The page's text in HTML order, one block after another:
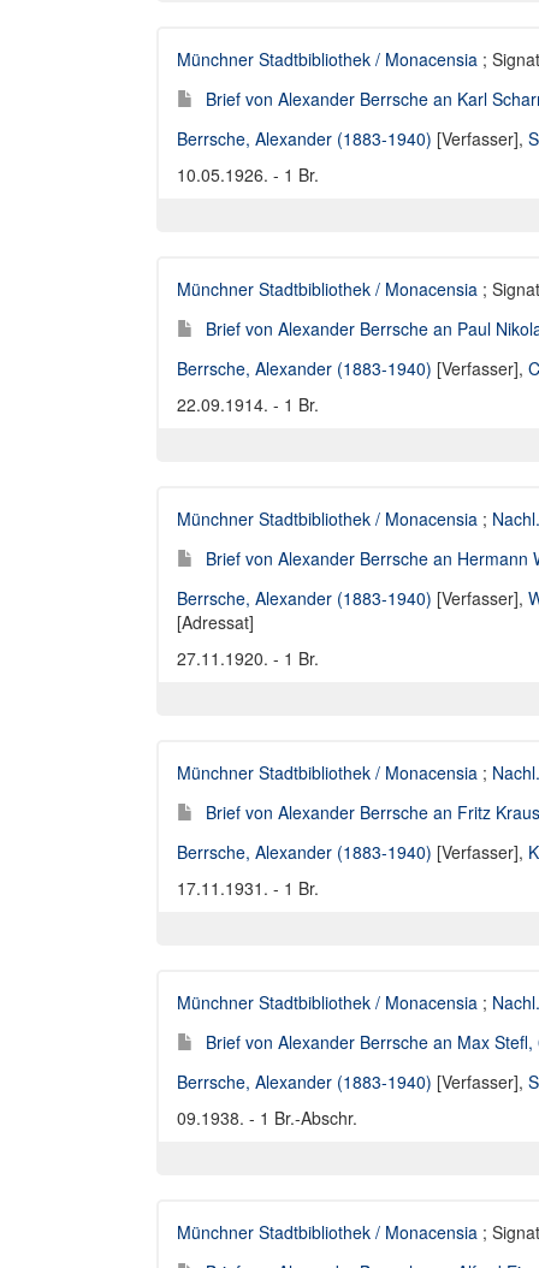
Münchner Stadtbibliothek / Monacensia ;
Brief von Alexander Berrsche an Karl
Berrsche, Alexander (1883-1940) [Verfasser],
10.05.1926. - 1 Br.
Münchner Stadtbibliothek / Monacensia ;
Brief von Alexander Berrsche an Paul
Berrsche, Alexander (1883-1940) [Verfasser],
22.09.1914. - 1 Br.
Münchner Stadtbibliothek / Monacensia ;
Brief von Alexander Berrsche an
Berrsche, Alexander (1883-1940) [Verfasser],
[Adressat]
27.11.1920. - 1 Br.
Münchner Stadtbibliothek / Monacensia ;
Brief von Alexander Berrsche an Fritz
Berrsche, Alexander (1883-1940) [Verfasser],
17.11.1931. - 1 Br.
Münchner Stadtbibliothek / Monacensia ;
Brief von Alexander Berrsche an Max
Berrsche, Alexander (1883-1940) [Verfasser],
09.1938. - 1 Br.-Abschr.
Münchner Stadtbibliothek / Monacensia ;